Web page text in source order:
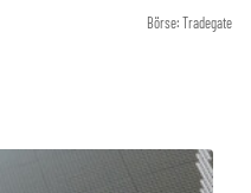
Börse: Tradegate